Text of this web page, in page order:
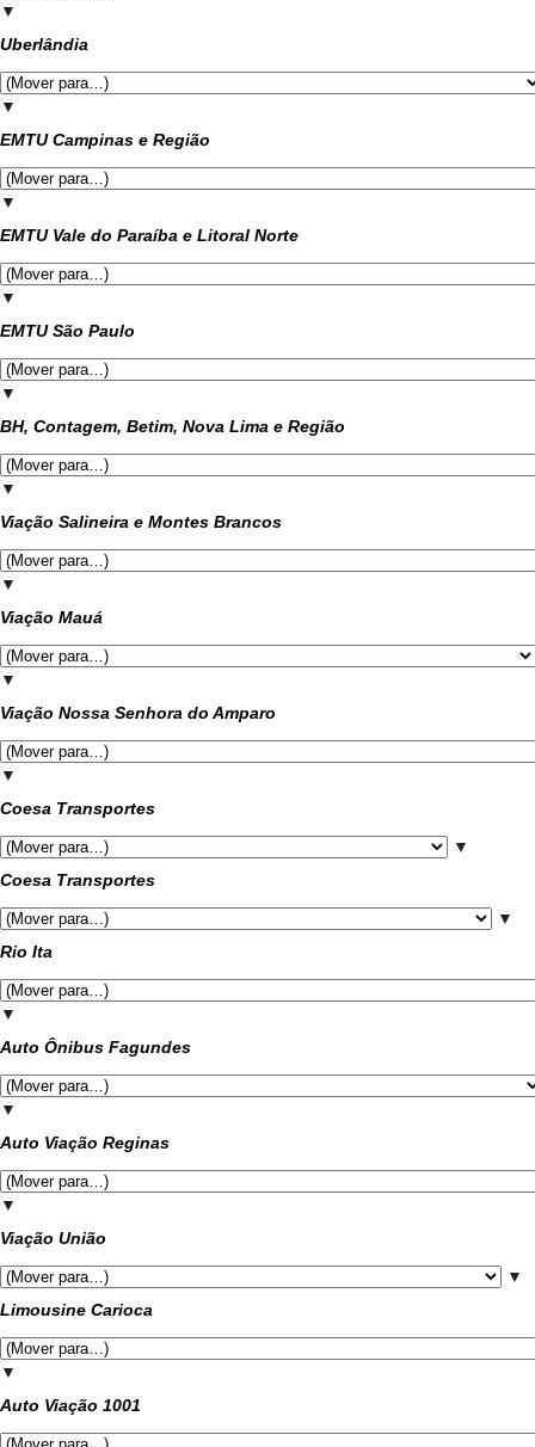
▼
Uberlândia
▼
EMTU Campinas e Região
▼
EMTU Vale do Paraíba e Litoral Norte
▼
EMTU São Paulo
▼
BH, Contagem, Betim, Nova Lima e Região
▼
Viação Salineira e Montes Brancos
▼
Viação Mauá
▼
Viação Nossa Senhora do Amparo
▼
Coesa Transportes
▼
Coesa Transportes
▼
Rio Ita
▼
Auto Ônibus Fagundes
▼
Auto Viação Reginas
▼
Viação União
▼
Limousine Carioca
▼
Auto Viação 1001